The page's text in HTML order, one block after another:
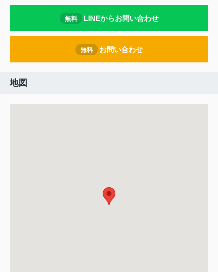
無料 LINEからお問い合わせ
無料 お問い合わせ
地図